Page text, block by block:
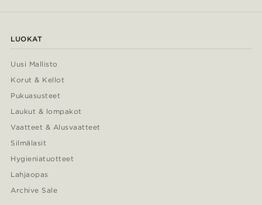
LUOKAT
Uusi Mallisto
Korut & Kellot
Pukuasusteet
Laukut & lompakot
Vaatteet & Alusvaatteet
Silmälasit
Hygieniatuotteet
Lahjaopas
Archive Sale